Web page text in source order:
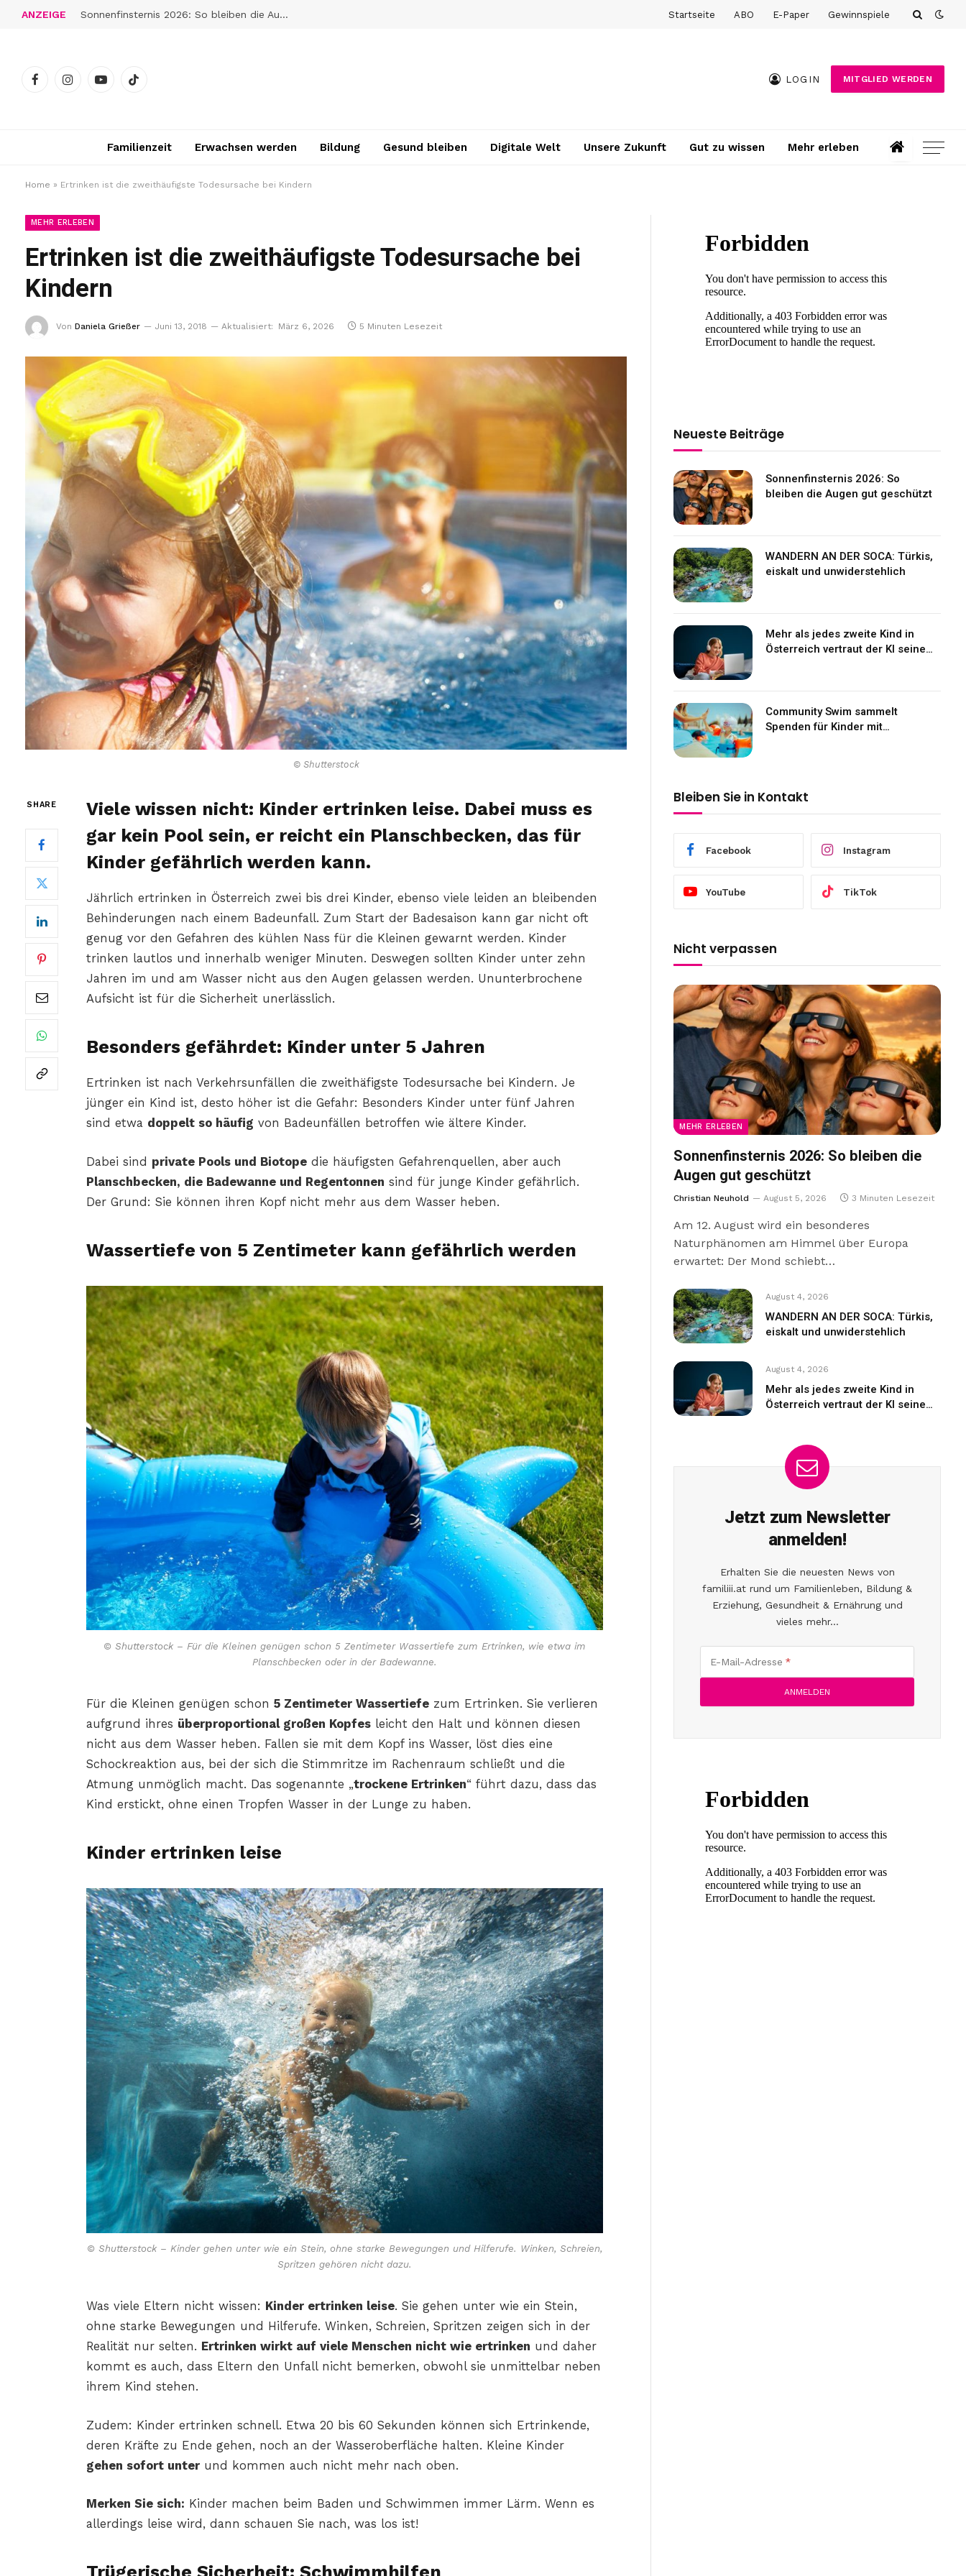
ANZEIGE Sonnenfinsternis 2026: So bleiben die Augen gut geschützt Startseite ABO E-Paper Gewinnspiele
FacebookInstagramYouTubeTikTok
LOGIN MITGLIED WERDEN
Familienzeit Erwachsen werden Bildung Gesund bleiben Digitale Welt Unsere Zukunft Gut zu wissen Mehr erleben
Home » Ertrinken ist die zweithäufigste Todesursache bei Kindern
MEHR ERLEBEN
Ertrinken ist die zweithäufigste Todesursache bei
Kindern
Von Daniela Grießer Juni 13, 2018 Aktualisiert: März 6, 2026 5 Minuten Lesezeit
© Shutterstock
SHARE
Viele wissen nicht: Kinder ertrinken leise. Dabei muss es
gar kein Pool sein, er reicht ein Planschbecken, das für
Kinder gefährlich werden kann.
Jährlich ertrinken in Österreich zwei bis drei Kinder, ebenso viele leiden an bleibenden
Behinderungen nach einem Badeunfall. Zum Start der Badesaison kann gar nicht oft
genug vor den Gefahren des kühlen Nass für die Kleinen gewarnt werden. Kinder
trinken lautlos und innerhalb weniger Minuten. Deswegen sollten Kinder unter zehn
Jahren im und am Wasser nicht aus den Augen gelassen werden. Ununterbrochene
Aufsicht ist für die Sicherheit unerlässlich.
Besonders gefährdet: Kinder unter 5 Jahren
Ertrinken ist nach Verkehrsunfällen die zweithäfigste Todesursache bei Kindern. Je
jünger ein Kind ist, desto höher ist die Gefahr: Besonders Kinder unter fünf Jahren
sind etwa doppelt so häufig von Badeunfällen betroffen wie ältere Kinder.
Dabei sind private Pools und Biotopedie häufigsten Gefahrenquellen, aber auch
Planschbecken, die Badewanne und Regentonnen sind für junge Kinder gefährlich.
Der Grund: Sie können ihren Kopf nicht mehr aus dem Wasser heben.
Wassertiefe von 5 Zentimeter kann gefährlich werden
© Shutterstock – Für die Kleinen genügen schon 5 Zentimeter Wassertiefe zum Ertrinken, wie etwa im
Planschbecken oder in der Badewanne.
Für die Kleinen genügen schon 5 Zentimeter Wassertiefezum Ertrinken. Sie verlieren
aufgrund ihres überproportional großen Kopfesleicht den Halt und können diesen
nicht aus dem Wasser heben. Fallen sie mit dem Kopf ins Wasser, löst dies eine
Schockreaktion aus, bei der sich die Stimmritze im Rachenraum schließt und die
Atmung unmöglich macht. Das sogenannte „trockene Ertrinken“ führt dazu, dass das
Kind erstickt, ohne einen Tropfen Wasser in der Lunge zu haben.
Kinder ertrinken leise
© Shutterstock – Kinder gehen unter wie ein Stein, ohne starke Bewegungen und Hilferufe. Winken, Schreien,
Spritzen gehören nicht dazu.
Was viele Eltern nicht wissen: Kinder ertrinken leise. Sie gehen unter wie ein Stein,
ohne starke Bewegungen und Hilferufe. Winken, Schreien, Spritzen zeigen sich in der
Realität nur selten. Ertrinken wirkt auf viele Menschen nicht wie ertrinken und daher
kommt es auch, dass Eltern den Unfall nicht bemerken, obwohl sie unmittelbar neben
ihrem Kind stehen.
Zudem: Kinder ertrinken schnell. Etwa 20 bis 60 Sekunden können sich Ertrinkende,
deren Kräfte zu Ende gehen, noch an der Wasseroberfläche halten. Kleine Kinder
gehen sofort unterund kommen auch nicht mehr nach oben.
Merken Sie sich: Kinder machen beim Baden und Schwimmen immer Lärm. Wenn es
allerdings leise wird, dann schauen Sie nach, was los ist!
Neueste Beiträge
Sonnenfinsternis 2026: So
bleiben die Augen gut geschützt
WANDERN AN DER SOCA: Türkis,
eiskalt und unwiderstehlich
Mehr als jedes zweite Kind in
Österreich vertraut der KI seine
Community Swim sammelt
Spenden für Kinder mit
Bleiben Sie in Kontakt
Facebook Instagram
YouTube TikTok
Nicht verpassen
MEHR ERLEBEN
Sonnenfinsternis 2026: So bleiben die
Augen gut geschützt
Christian Neuhold August 5, 2026 3 Minuten Lesezeit
Am 12. August wird ein besonderes
Naturphänomen am Himmel über Europa
erwartet: Der Mond schiebt…
August 4, 2026
WANDERN AN DER SOCA: Türkis,
eiskalt und unwiderstehlich
August 4, 2026
Mehr als jedes zweite Kind in
Österreich vertraut der KI seine
Jetzt zum Newsletter
anmelden!
Erhalten Sie die neuesten News von
familiii.at rund um Familienleben, Bildung &
Erziehung, Gesundheit & Ernährung und
vieles mehr...
E-Mail-Adresse